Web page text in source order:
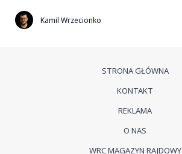
Kamil Wrzecionko
STRONA GŁÓWNA
KONTAKT
REKLAMA
O NAS
WRC MAGAZYN RAJDOWY